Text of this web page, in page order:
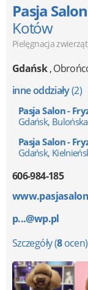
Pasja Salon
Kotów
Pielęgnacja zwierząt
Gdańsk ,
inne oddziały(2)
Pasja Salon -
Gdańsk,
Pasja Salon -
Gdańsk,
606-984-185
p...@wp.pl
Szczegóły(8ocen)